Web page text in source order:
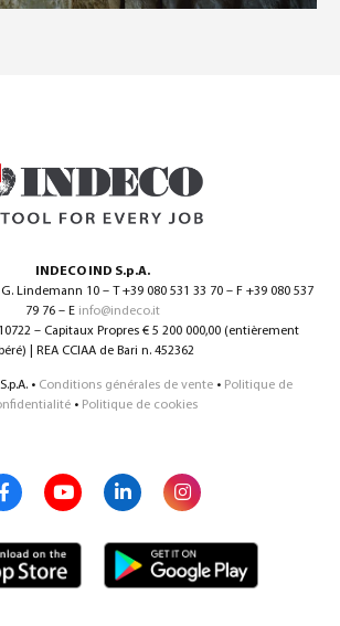
INDECO IND S.p.A.
Lindemann 10 – T +39 080 531 33 70 – F +39 080 537
79 76 – E info@indeco.it
– Capitaux Propres € 5 200 000,00 (entièrement
| REA CCIAA de Bari n. 452362
• Conditions générales de vente• Politique de
• Politique de cookies